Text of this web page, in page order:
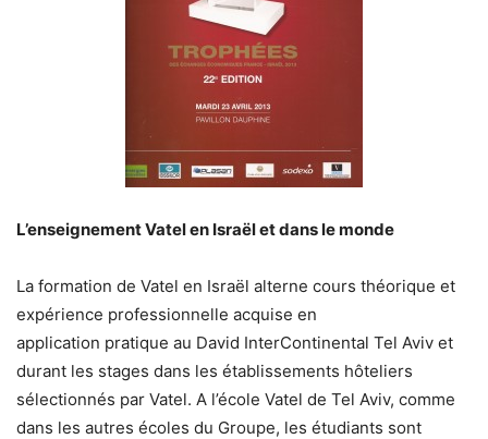
L’enseignement Vatel en Israël et dans le monde
La formation de Vatel en Israël alterne cours théorique et
expérience professionnelle acquise en
application pratique au David InterContinental Tel Aviv et
durant les stages dans les établissements hôteliers
sélectionnés par Vatel. A l’école Vatel de Tel Aviv, comme
dans les autres écoles du Groupe, les étudiants sont